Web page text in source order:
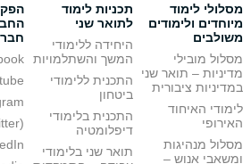
מסלולי לימוד
מיוחדים ולימודים
משולבים
מסלול מובילי
מדיניות – תואר שני
במדיניות ציבורית
לימודי האיחוד
האירופי
מסלול מנהיגות
ומשאבי אנוש –
תכניות לימוד
לתואר שני
היחידה ללימודי
המשך והשתלמויות
התכנית ללימודי
ביטחון
התכנית בלימודי
דיפלומטיה
תואר שני בלימודי